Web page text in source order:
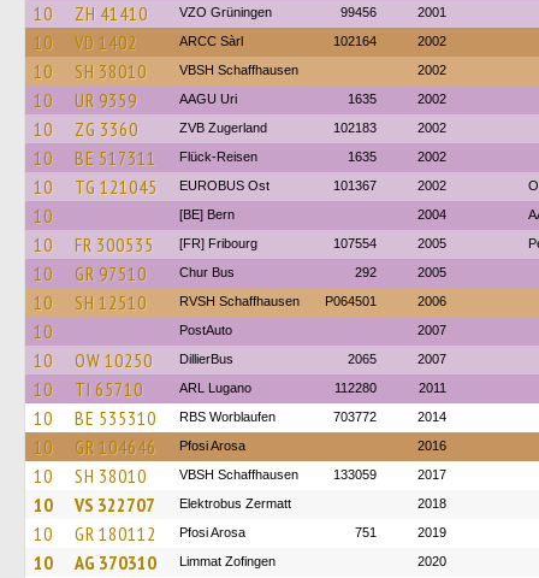
10 ZH 41410 VZO Grüningen 99456 2001
10 VD 1402 ARCC Sàrl 102164 2002
10 SH 38010 VBSH Schaffhausen 2002
10 UR 9359 AAGU Uri 1635 2002
10 ZG 3360 ZVB Zugerland 102183 2002
10 BE 517311 Flück-Reisen 1635 2002
10 TG 121045 EUROBUS Ost 101367 2002
10 [BE] Bern 2004
10 FR 300535 [FR] Fribourg 107554 2005
10 GR 97510 Chur Bus 292 2005
10 SH 12510 RVSH Schaffhausen P064501 2006
10 PostAuto 2007
10 OW 10250 DillierBus 2065 2007
10 TI 65710 ARL Lugano 112280 2011
10 BE 535310 RBS Worblaufen 703772 2014
10 GR 104646 Pfosi Arosa 2016
10 SH 38010 VBSH Schaffhausen 133059 2017
10 VS 322707 Elektrobus Zermatt 2018
10 GR 180112 Pfosi Arosa 751 2019
10 AG 370310 Limmat Zofingen 2020